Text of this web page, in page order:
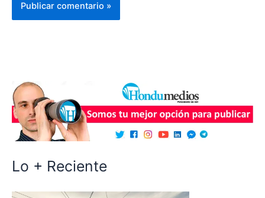
Lo + Reciente